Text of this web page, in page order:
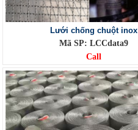
Lưới chống chuột inox
Mã SP: LCCdata9
Call